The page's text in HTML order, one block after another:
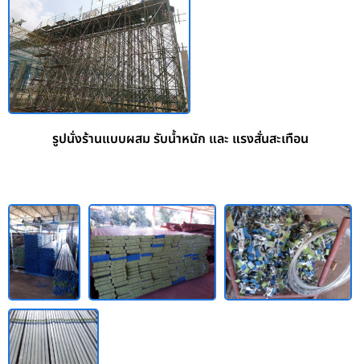
รูปนั่งร้านแบบผสม รับน้ำหนัก และ แรงสั่นสะเทือน